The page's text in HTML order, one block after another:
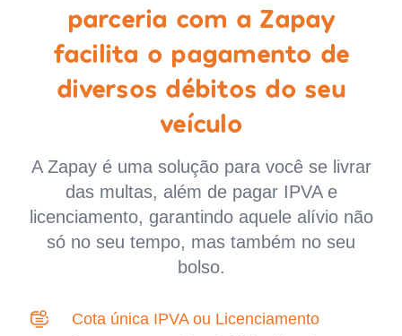
parceria com a Zapay
facilita o pagamento de
diversos débitos do seu
veículo
A Zapay é uma solução para você se livrar
das multas, além de pagar IPVA e
licenciamento, garantindo aquele alívio não
só no seu tempo, mas também no seu
bolso.
Cota única IPVA ou Licenciamento